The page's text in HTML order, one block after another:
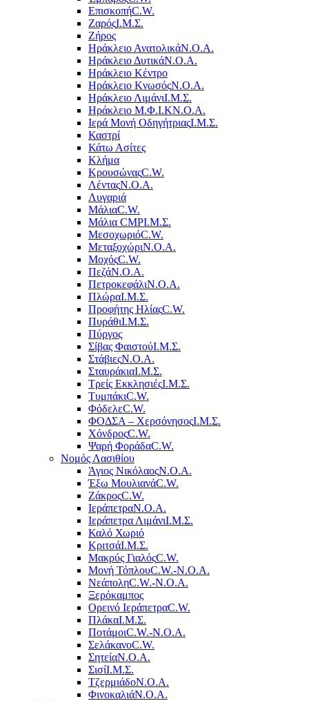
ΕπισκοπήC.W.
ΖαρόςΙ.Μ.Σ.
Ζήρος
Ηράκλειο ΑνατολικάΝ.Ο.Α.
Ηράκλειο ΔυτικάΝ.Ο.Α.
Ηράκλειο Κέντρο
Ηράκλειο ΚνωσόςΝ.Ο.Α.
Ηράκλειο ΛιμάνιΙ.Μ.Σ.
Ηράκλειο Μ.Φ.Ι.ΚΝ.Ο.Α.
Ιερά Μονή ΟδηγήτριαςΙ.Μ.Σ.
Καστρί
Κάτω Ασίτες
Κλήμα
ΚρουσώναςC.W.
ΛένταςΝ.Ο.Α.
Λυγαριά
ΜάλιαC.W.
Μάλια CMPΙ.Μ.Σ.
ΜεσοχωριόC.W.
ΜεταξοχώριΝ.Ο.Α.
ΜοχόςC.W.
ΠεζάΝ.Ο.Α.
ΠετροκεφάλιΝ.Ο.Α.
ΠλώραΙ.Μ.Σ.
Προφήτης ΗλίαςC.W.
ΠυράθιΙ.Μ.Σ.
Πύργος
Σίβας ΦαιστούΙ.Μ.Σ.
ΣτάβιεςΝ.Ο.Α.
ΣταυράκιαΙ.Μ.Σ.
Τρείς ΕκκλησιέςΙ.Μ.Σ.
ΤυμπάκιC.W.
ΦόδελεC.W.
ΦΟΔΣΑ – ΧερσόνησοςΙ.Μ.Σ.
ΧόνδροςC.W.
Ψαρή ΦοράδαC.W.
Νομός Λασιθίου
Άγιος ΝικόλαοςΝ.Ο.Α.
Έξω ΜουλιανάC.W.
ΖάκροςC.W.
ΙεράπετραΝ.Ο.Α.
Ιεράπετρα ΛιμάνιΙ.Μ.Σ.
Καλό Χωριό
ΚριτσάΙ.Μ.Σ.
Μακρύς ΓιαλόςC.W.
Μονή ΤόπλουC.W.-Ν.Ο.Α.
ΝεάποληC.W.-Ν.Ο.Α.
Ξερόκαμπος
Ορεινό ΙεράπετραC.W.
ΠλάκαΙ.Μ.Σ.
ΠοτάμοιC.W.-Ν.Ο.Α.
ΣελάκανοC.W.
ΣητείαΝ.Ο.Α.
ΣισίΙ.Μ.Σ.
ΤζερμιάδοΝ.Ο.Α.
ΦινοκαλιάΝ.Ο.Α.